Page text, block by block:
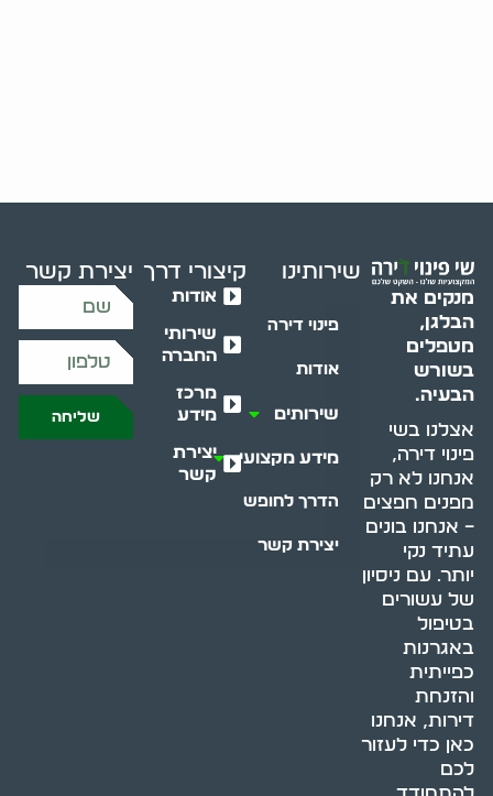
מנקים את
הבלגן,
מטפלים
בשורש
הבעיה.
אצלנו בשי
פינוי דירה,
אנחנו לא רק
מפנים חפצים
– אנחנו בונים
עתיד נקי
יותר. עם ניסיון
של עשורים
בטיפול
באגרנות
כפייתית
והזנחת
דירות, אנחנו
כאן כדי לעזור
לכם
שירותינו
פינוי דירה
אודות
שירותים
מידע מקצועי
הדרך לחופש
יצירת קשר
קיצורי דרך
אודות
שירותי
החברה
מרכז
מידע
יצירת
קשר
יצירת קשר
שליחה